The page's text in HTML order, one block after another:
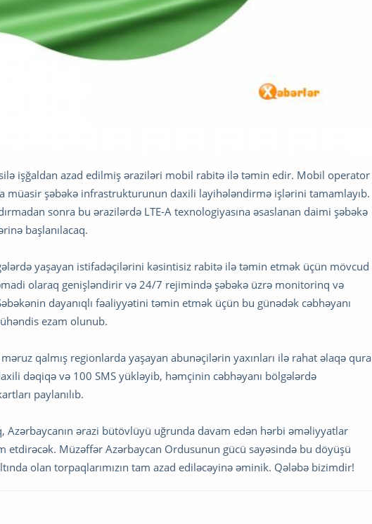
işğaldan azad edilmiş əraziləri mobil rabitə ilə təmin edir. Mobil operator
müasir şəbəkə infrastrukturunun daxili layihələndirmə işlərini tamamlayıb.
sonra bu ərazilərdə LTE-A texnologiyasına əsaslanan daimi şəbəkə
başlanılacaq.
yaşayan istifadəçilərini kəsintisiz rabitə ilə təmin etmək üçün mövcud
olaraq genişləndirir və 24/7 rejimində şəbəkə üzrə monitorinq və
dayanıqlı fəaliyyətini təmin etmək üçün bu günədək cəbhəyanı
ezam olunub.
qalmış regionlarda yaşayan abunəçilərin yaxınları ilə rahat əlaqə qura
dəqiqə və 100 SMS yükləyib, həmçinin cəbhəyanı bölgələrdə
paylanılıb.
Azərbaycanın ərazi bütövlüyü uğrunda davam edən hərbi əməliyyatlar
etdirəcək. Müzəffər Azərbaycan Ordusunun gücü sayəsində bu döyüşü
olan torpaqlarımızın tam azad ediləcəyinə əminik. Qələbə bizimdir!